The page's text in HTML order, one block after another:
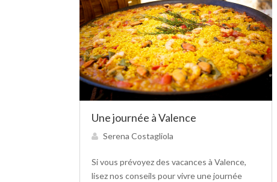
Une journée à Valence
Serena Costagliola
Si vous prévoyez des vacances à Valence,
lisez nos conseils pour vivre une journée